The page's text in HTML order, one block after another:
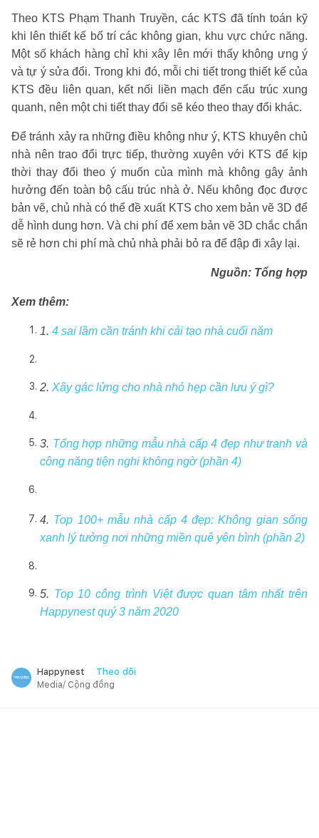
Theo KTS Phạm Thanh Truyền, các KTS đã tính toán kỹ
khi lên thiết kế bố trí các không gian, khu vực chức năng.
Một số khách hàng chỉ khi xây lên mới thấy không ưng ý
và tự ý sửa đổi. Trong khi đó, mỗi chi tiết trong thiết kế của
KTS đều liên quan, kết nối liền mạch đến cấu trúc xung
quanh, nên một chi tiết thay đổi sẽ kéo theo thay đổi khác.
Để tránh xảy ra những điều không như ý, KTS khuyên chủ
nhà nên trao đổi trực tiếp, thường xuyên với KTS để kịp
thời thay đổi theo ý muốn của mình mà không gây ảnh
hưởng đến toàn bộ cấu trúc nhà ở. Nếu không đọc được
bản vẽ, chủ nhà có thể đề xuất KTS cho xem bản vẽ 3D để
dễ hình dung hơn. Và chi phí để xem bản vẽ 3D chắc chắn
sẽ rẻ hơn chi phí mà chủ nhà phải bỏ ra để đập đi xây lại.
Nguồn: Tổng hợp
Xem thêm:
1. 4 sai lầm cần tránh khi cải tạo nhà cuối năm
2. Xây gác lửng cho nhà nhỏ hẹp cần lưu ý gì?
3. Tổng hợp những mẫu nhà cấp 4 đẹp như tranh và
công năng tiện nghi không ngờ (phần 4)
4. Top 100+ mẫu nhà cấp 4 đẹp: Không gian sống
xanh lý tưởng nơi những miền quê yên bình (phần 2)
5. Top 10 công trình Việt được quan tâm nhất trên
Happynest quý 3 năm 2020
Happynest Theo dõi
Media/ Cộng đồng